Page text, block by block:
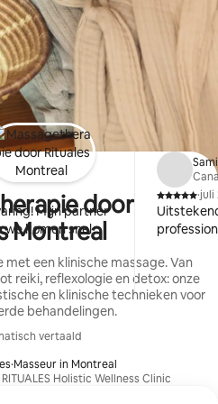
door
Montreal
een klinische massage. Van
reiki, reflexologie en detox: onze
en klinische technieken voor
behandelingen.
vertaald
·Masseur in Montreal
Holistic Wellness Clinic
Mijn partner
we komen snel
,
·juli